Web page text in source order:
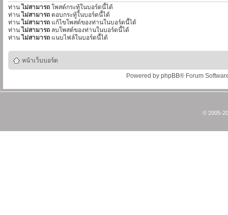
ท่าน ไม่สามารถ โพสต์กระทู้ในบอร์ดนี้ได้
ท่าน ไม่สามารถ ตอบกระทู้ในบอร์ดนี้ได้
ท่าน ไม่สามารถ แก้ไขโพสต์ของท่านในบอร์ดนี้ได้
ท่าน ไม่สามารถ ลบโพสต์ของท่านในบอร์ดนี้ได้
ท่าน ไม่สามารถ แนบไฟล์ในบอร์ดนี้ได้
หน้าเว็บบอร์ด
Powered by phpBB® Forum
© 2005-